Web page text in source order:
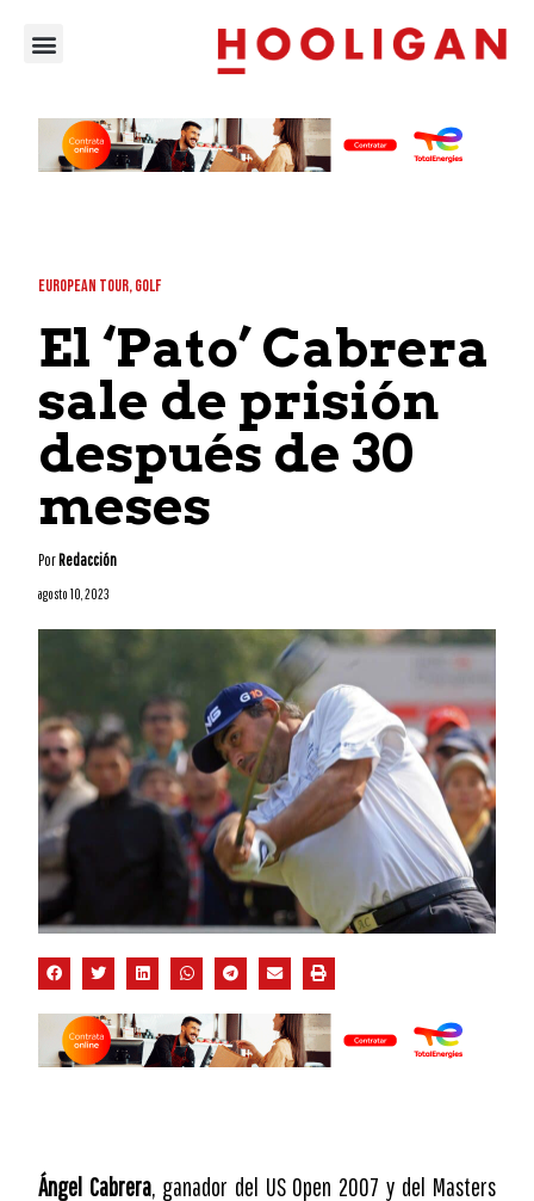
EUROPEAN TOUR,GOLF
El ‘Pato’ Cabrera
sale de prisión
después de 30
meses
PorRedacción
agosto 10, 2023
Ángel Cabrera, ganador del US Open 2007 y del Masters